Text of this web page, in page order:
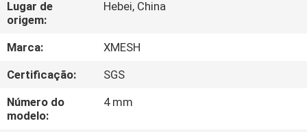
SOBRE
NÓS
EXCURSÃO
DA
FÁBRICA
Lugar de
origem:
Hebei, China
Marca:
XMESH
Certificação:
SGS
Número do
modelo:
4 mm